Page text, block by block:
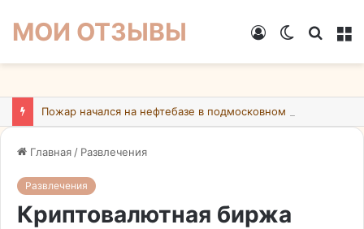
МОИ ОТЗЫВЫ
Switch
Войти
Главная / Развлечения
Развлечения
Криптовалютная биржа